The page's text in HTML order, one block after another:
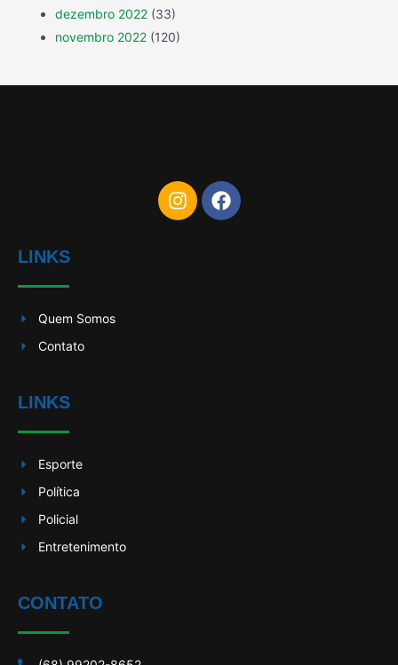
dezembro 2022 (33)
novembro 2022 (120)
LINKS
Quem Somos
Contato
LINKS
Esporte
Política
Policial
Entretenimento
CONTATO